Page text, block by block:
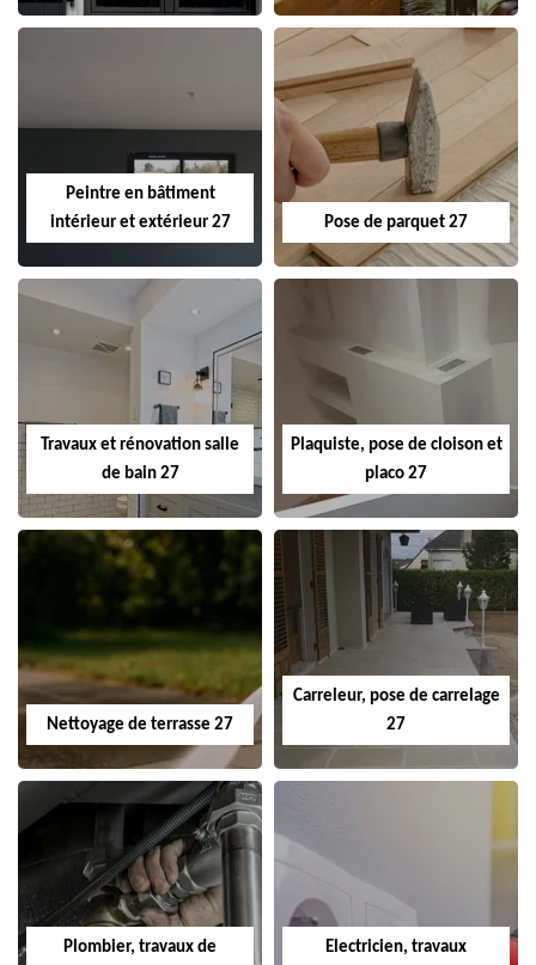
Peintre en bâtiment
intérieur et extérieur 27
Pose de parquet 27
Travaux et rénovation salle
de bain 27
Plaquiste, pose de cloison et
placo 27
Nettoyage de terrasse 27
Carreleur, pose de carrelage
27
Plombier, travaux de
Electricien, travaux